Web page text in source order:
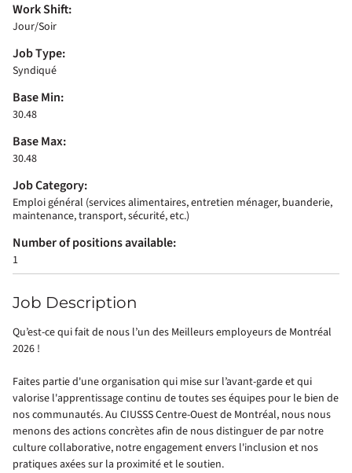
Work Shift:
Jour/Soir
Job Type:
Syndiqué
Base Min:
30.48
Base Max:
30.48
Job Category:
Emploi général (services alimentaires, entretien ménager, buanderie,
maintenance, transport, sécurité, etc.)
Number of positions available:
1
Job Description
Qu’est-ce qui fait de nous l’un des Meilleurs employeurs de Montréal
2026 !
Faites partie d'une organisation qui mise sur l’avant-garde et qui
valorise l'apprentissage continu de toutes ses équipes pour le bien de
nos communautés. Au CIUSSS Centre-Ouest de Montréal, nous nous
menons des actions concrètes afin de nous distinguer de par notre
culture collaborative, notre engagement envers l'inclusion et nos
pratiques axées sur la proximité et le soutien.